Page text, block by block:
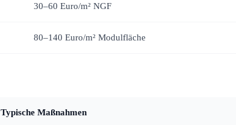
30–60 Euro/m² NGF
80–140 Euro/m² Modulfläche
Typische Maßnahmen